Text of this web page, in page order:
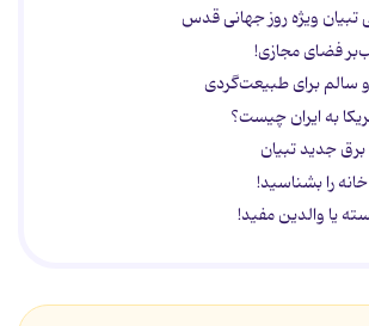
ویژه روز جهانی قدس
فضای مجازی!
به ایران چیست؟
برق جدید تبیان
را بشناسید!
یا والدین مفید!